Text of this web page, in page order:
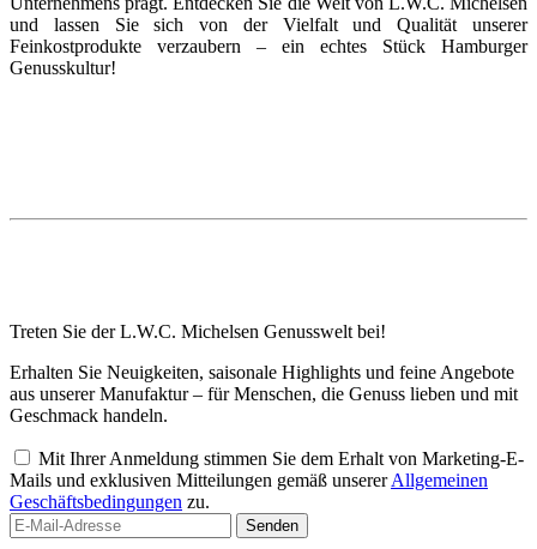
und lassen Sie sich von der Vielfalt und Qualität unserer
Feinkostprodukte verzaubern – ein echtes Stück Hamburger
Genusskultur!
Treten Sie der L.W.C. Michelsen Genusswelt bei!
Erhalten Sie Neuigkeiten, saisonale Highlights und feine Angebote
aus unserer Manufaktur – für Menschen, die Genuss lieben und mit
Geschmack handeln.
Mit Ihrer Anmeldung stimmen Sie dem Erhalt von Marketing-E-
Mails und exklusiven Mitteilungen gemäß unsererAllgemeinen
Geschäftsbedingungen zu.
Senden